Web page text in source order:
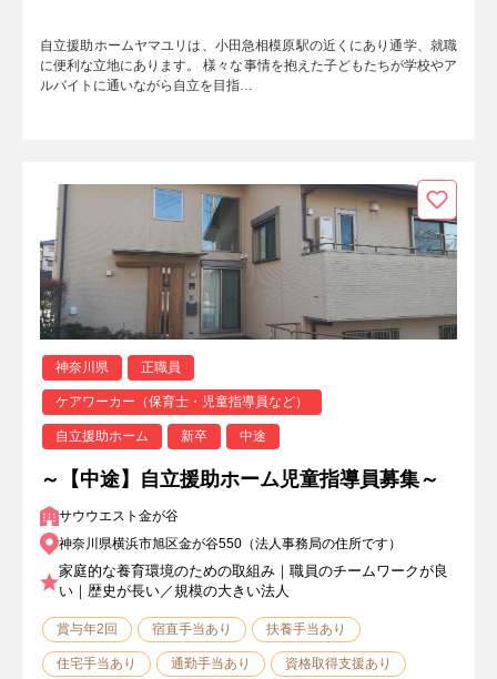
自立援助ホームヤマユリは、小田急相模原駅の近くにあり通学、就職
に便利な立地にあります。 様々な事情を抱えた子どもたちが学校やア
ルバイトに通いながら自立を目指…
神奈川県 正職員
ケアワーカー（保育士・児童指導員など）
自立援助ホーム 新卒 中途
～【中途】自立援助ホーム児童指導員募集～
サウウエスト金が谷
神奈川県横浜市旭区金が谷550（法人事務局の住所です）
家庭的な養育環境のための取組み｜職員のチームワークが良
い｜歴史が長い／規模の大きい法人
賞与年2回 宿直手当あり 扶養手当あり
住宅手当あり 通勤手当あり 資格取得支援あり